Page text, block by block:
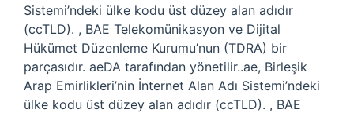
Sistemi’ndeki ülke kodu üst düzey alan adıdır
(ccTLD). , BAE Telekomünikasyon ve Dijital
Hükümet Düzenleme Kurumu’nun (TDRA) bir
parçasıdır. aeDA tarafından yönetilir..ae, Birleşik
Arap Emirlikleri’nin İnternet Alan Adı Sistemi’ndeki
ülke kodu üst düzey alan adıdır (ccTLD). , BAE